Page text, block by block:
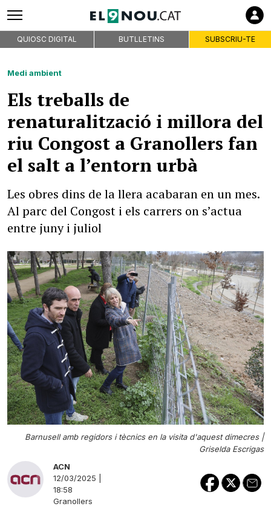
QUIOSC DIGITAL BUTLLETINS SUBSCRIU-TE
Medi ambient
Els treballs de
renaturalització i millora del
riu Congost a Granollers fan
el salt a l’entorn urbà
Les obres dins de la llera acabaran en un mes.
Al parc del Congost i els carrers on s’actua
entre juny i juliol
Barnusell amb regidors i tècnics en la visita d'aquest dimecres |
Griselda Escrigas
ACN
12/03/2025 |
18:58
Granollers